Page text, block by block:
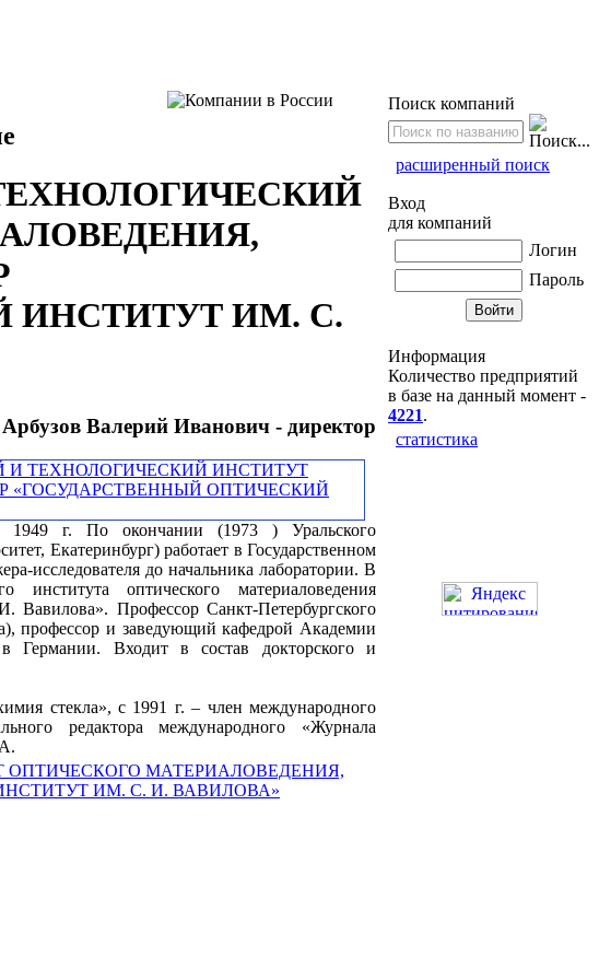
ИНСТИТУТ ИМ. С.
Арбузов Валерий Иванович - директор
1949 г. По окончании (1973 ) Уральского
Екатеринбург) работает в Государственном
исследователя до начальника лаборатории. В
института оптического материаловедения
Вавилова». Профессор Санкт-Петербургского
профессор и заведующий кафедрой Академии
Германии. Входит в состав докторского и
стекла», с 1991 г. – член международного
редактора международного «Журнала
ОПТИЧЕСКОГО МАТЕРИАЛОВЕДЕНИЯ,
ИМ. С. И. ВАВИЛОВА»
Поиск компаний
расширенный поиск
Вход
для компаний
Логин
Пароль
Информация
Количество предприятий
в базе на данный момент -
4221.
статистика